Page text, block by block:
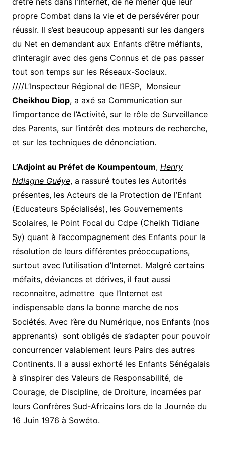
propre Combat dans la vie et de persévérer pour
réussir. Il s’est beaucoup appesanti sur les dangers
du Net en demandant aux Enfants d’être méfiants,
d’interagir avec des gens Connus et de pas passer
tout son temps sur les Réseaux-Sociaux.
////L’Inspecteur Régional de l’IESP, Monsieur
Cheikhou Diop, a axé sa Communication sur
l’importance de l’Activité, sur le rôle de Surveillance
des Parents, sur l’intérêt des moteurs de recherche,
et sur les techniques de dénonciation.
L’Adjoint au Préfet de Koumpentoum, Henry
Ndiagne Guéye, a rassuré toutes les Autorités
présentes, les Acteurs de la Protection de l’Enfant
(Educateurs Spécialisés), les Gouvernements
Scolaires, le Point Focal du Cdpe (Cheikh Tidiane
Sy) quant à l’accompagnement des Enfants pour la
résolution de leurs différentes préoccupations,
surtout avec l’utilisation d’Internet. Malgré certains
méfaits, déviances et dérives, il faut aussi
reconnaitre, admettre que l’Internet est
indispensable dans la bonne marche de nos
Sociétés. Avec l’ère du Numérique, nos Enfants (nos
apprenants) sont obligés de s’adapter pour pouvoir
concurrencer valablement leurs Pairs des autres
Continents. Il a aussi exhorté les Enfants Sénégalais
à s’inspirer des Valeurs de Responsabilité, de
Courage, de Discipline, de Droiture, incarnées par
leurs Confrères Sud-Africains lors de la Journée du
16 Juin 1976 à Sowéto.